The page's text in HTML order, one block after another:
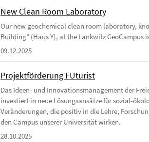
New Clean Room Laboratory
Our new geochemical clean room laboratory,
Building” (Haus Y), at the Lankwitz GeoCampus
09.12.2025
Projektförderung FUturist
Das Ideen- und Innovationsmanagement der
investiert in neue Lösungsansätze für sozial-
Veränderungen, die positiv in die Lehre,
den Campus unserer Universität wirken.
28.10.2025